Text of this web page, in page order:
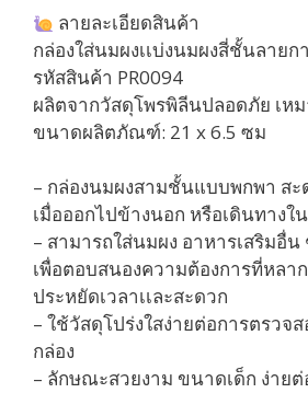
ลายละเอียดสินค้า
กล่องใส่นมผงเเบ่งนมผงสี่ชั้นลาย
รหัสสินค้า PR0094
ผลิตจากวัสดุโพรพิลีนปลอดภัย เห
ขนาดผลิตภัณฑ์: 21 x 6.5 ซม
– กล่องนมผงสามชั้นแบบพกพา สะ
เมื่อออกไปข้างนอก หรือเดินทางใ
– สามารถใส่นมผง อาหารเสริมอื่น
เพื่อตอบสนองความต้องการที่หลา
ประหยัดเวลาเเละสะดวก
– ใช้วัสดุโปร่งใสง่ายต่อการตรว
กล่อง
– ลักษณะสวยงาม ขนาดเด็ก ง่าย